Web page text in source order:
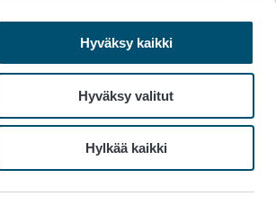
Hyväksy kaikki
Hyväksy valitut
Hylkää kaikki